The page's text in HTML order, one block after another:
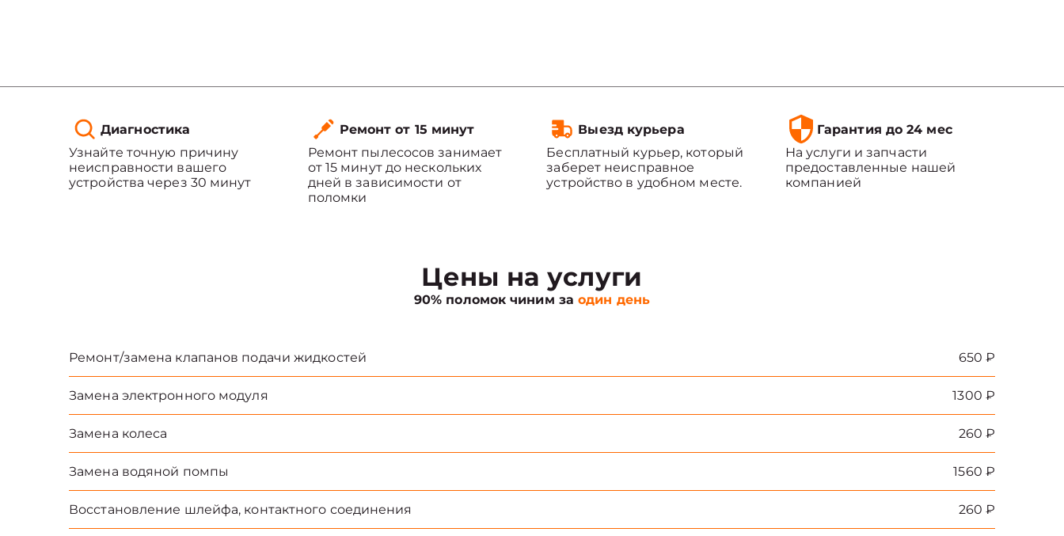
Диагностика
Узнайте точную причину
неисправности вашего
устройства через 30 минут
Ремонт от 15 минут
Ремонт пылесосов занимает
от 15 минут до нескольких
дней в зависимости от
поломки
Выезд курьера
Бесплатный курьер, который
заберет неисправное
устройство в удобном месте.
Гарантия до 24 мес
На услуги и запчасти
предоставленные нашей
компанией
Цены на услуги
90% поломок чиним заодин день
Ремонт/замена клапанов подачи жидкостей 650 ₽
Замена электронного модуля 1300 ₽
Замена колеса 260 ₽
Замена водяной помпы 1560 ₽
Восстановление шлейфа, контактного соединения 260 ₽